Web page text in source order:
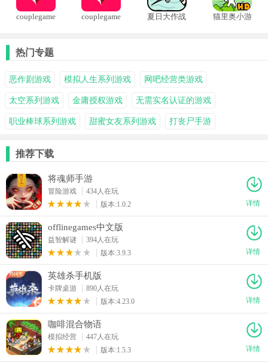
couplegame
couplegame
夏日大作战
猫里奥小游
热门专题
恶作剧游戏 模拟人生系列游戏 网吧经营类游戏
太空系列游戏 金庸授权游戏 无需实名认证的游戏
职业棒球系列游戏 甜蜜女友系列游戏 打丧尸手游
推荐下载
将魂师手游
冒险游戏
434人在玩
版本:1.0.2
详情
offlinegames中文版
益智解谜
394人在玩
版本:3.9.3
详情
英雄杀手机版
卡牌桌游
890人在玩
版本:4.23.0
详情
咖啡混合物语
模拟经营
447人在玩
版本:1.5.3
详情